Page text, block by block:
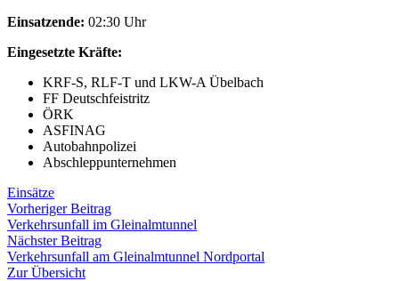
Einsatzende: 02:30 Uhr
Eingesetzte Kräfte:
KRF-S, RLF-T und LKW-A Übelbach
FF Deutschfeistritz
ÖRK
ASFINAG
Autobahnpolizei
Abschleppunternehmen
Einsätze
Beitragsnavigation
Vorheriger BeitragVorheriger
Beitrag:
Verkehrsunfall im Gleinalmtunnel
Nächster BeitragNächster
Beitrag:
Verkehrsunfall am Gleinalmtunnel Nordportal
Zur Übersicht